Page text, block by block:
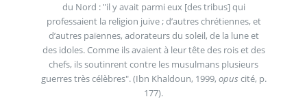
du Nord : "il y avait parmi eux [des tribus] qui
professaient la religion juive ; d’autres chrétiennes, et
d’autres païennes, adorateurs du soleil, de la lune et
des idoles. Comme ils avaient à leur tête des rois et des
chefs, ils soutinrent contre les musulmans plusieurs
guerres très célèbres". (Ibn Khaldoun, 1999, opus cité, p.
177).